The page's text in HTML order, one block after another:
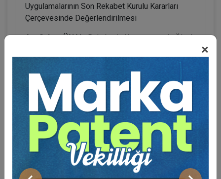
×
Uygulamalarının Son Rekabet Kurulu Kararları
Çerçevesinde Değerlendirilmesi
Av. Orhan ÜNAL:Rekabetin Korunmasında Ölçek
Av. Dr. Hikmet KOYUNCUOĞLU:
Rekabet İhlal
Tespiti Yapılmış Pazar Dışında Bağlantılı
Pazarlarda Özel Hukuka İlişkin Tazminat Talepleri
ve Yargılamaları